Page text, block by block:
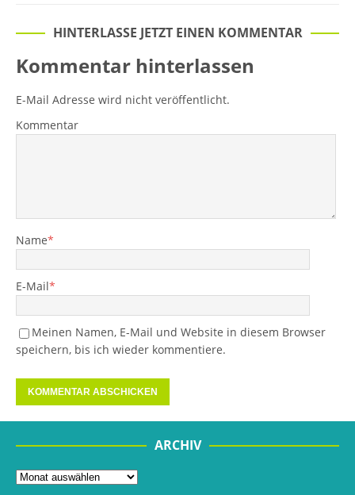
HINTERLASSE JETZT EINEN KOMMENTAR
Kommentar hinterlassen
E-Mail Adresse wird nicht veröffentlicht.
Kommentar
Name*
E-Mail*
Meinen Namen, E-Mail und Website in diesem Browser
speichern, bis ich wieder kommentiere.
ARCHIV